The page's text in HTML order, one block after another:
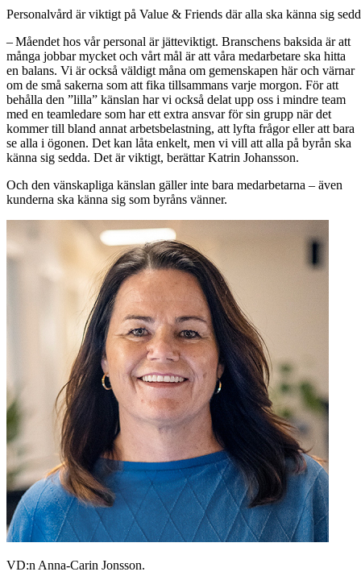
Personalvård är viktigt på Value & Friends där alla ska känna sig
– Måendet hos vår personal är jätteviktigt. ­Branschens baksida är att
många jobbar mycket och vårt mål är att våra medarbetare ska hitta
en balans. Vi är också väldigt måna om gemenskapen här och värnar
om de små sakerna som att fika tillsammans varje morgon. För att
behålla den ”lilla” känslan har vi också delat upp oss i mindre team
med en teamledare som har ett extra ansvar för sin grupp när det
kommer till bland annat arbetsbelastning, att lyfta frågor eller att bara
se alla i ögonen. Det kan låta enkelt, men vi vill att alla på byrån ska
känna sig sedda. Det är viktigt, ­berättar Katrin Johansson.
Och den vänskapliga känslan gäller inte bara ­medarbetarna – även
kunderna ska känna sig som ­byråns vänner.
VD:n Anna-Carin Jonsson.